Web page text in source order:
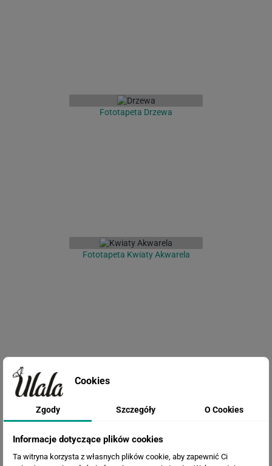
Fototapeta Drzewa
Fototapeta Kwiaty Akwarela
Cookies
Zgody Szczegóły O Cookies
Informacje dotyczące plików cookies
Ta witryna korzysta z własnych plików cookie, aby zapewnić Ci